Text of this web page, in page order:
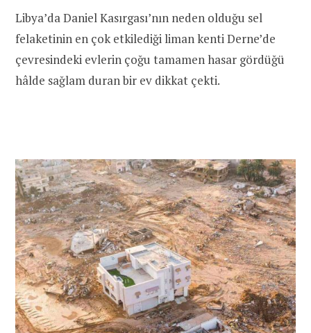
Libya’da Daniel Kasırgası’nın neden olduğu sel
felaketinin en çok etkilediği liman kenti Derne’de
çevresindeki evlerin çoğu tamamen hasar gördüğü
hâlde sağlam duran bir ev dikkat çekti.